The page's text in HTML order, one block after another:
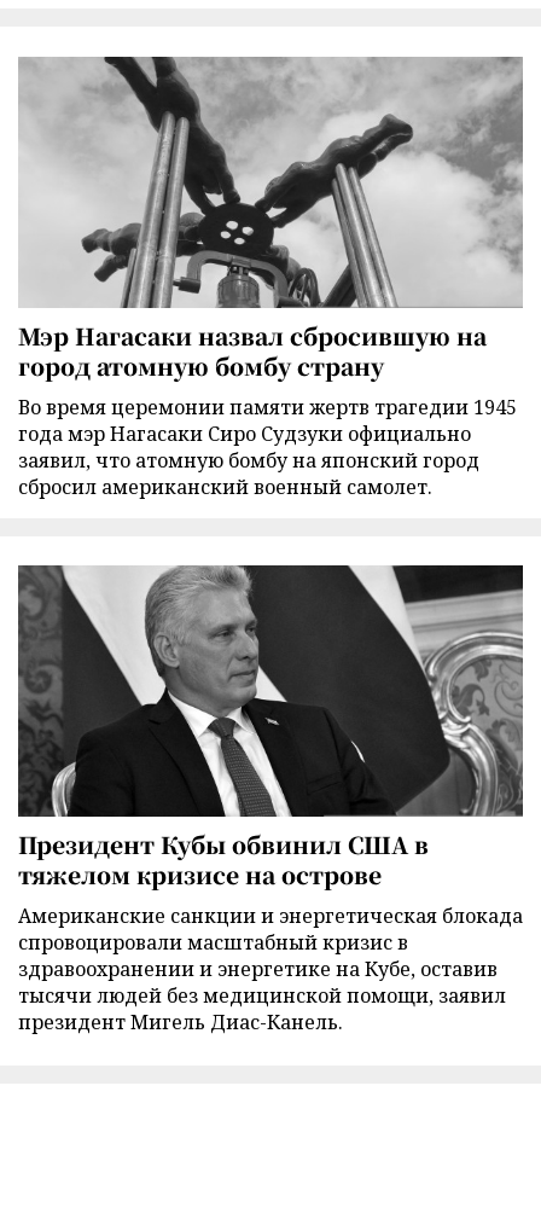
Мэр Нагасаки назвал сбросившую на
город атомную бомбу страну
Во время церемонии памяти жертв трагедии 1945
года мэр Нагасаки Сиро Судзуки официально
заявил, что атомную бомбу на японский город
сбросил американский военный самолет.
Президент Кубы обвинил США в
тяжелом кризисе на острове
Американские санкции и энергетическая блокада
спровоцировали масштабный кризис в
здравоохранении и энергетике на Кубе, оставив
тысячи людей без медицинской помощи, заявил
президент Мигель Диас-Канель.